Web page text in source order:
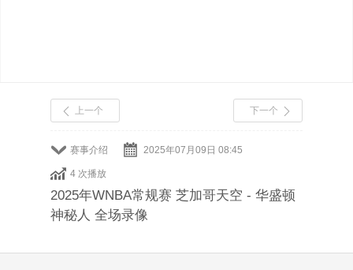
赛事介绍 2025年07月09日 08:45
4 次播放
上一个 下一个
2025年WNBA常规赛 芝加哥天空 - 华盛顿
神秘人 全场录像